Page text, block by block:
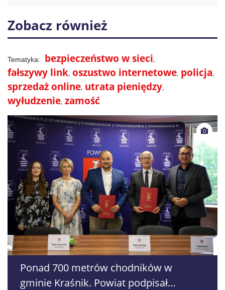
Zobacz również
bezpieczeństwo w sieci
fałszywy link oszustwo internetowe policja
sprzedaż online utrata pieniędzy
wyłudzenie zamość
Ponad 700 metrów chodników w
gminie Kraśnik. Powiat podpisał